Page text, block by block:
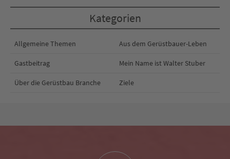
Kategorien
Allgemeine Themen Aus dem Gerüstbauer-Leben
Gastbeitrag Mein Name ist Walter Stuber
Über die Gerüstbau Branche Ziele